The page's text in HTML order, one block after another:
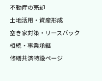
不動産の売却
土地活用・資産形成
空き家対策・リースバック
相続・事業承継
修繕共済特設ページ